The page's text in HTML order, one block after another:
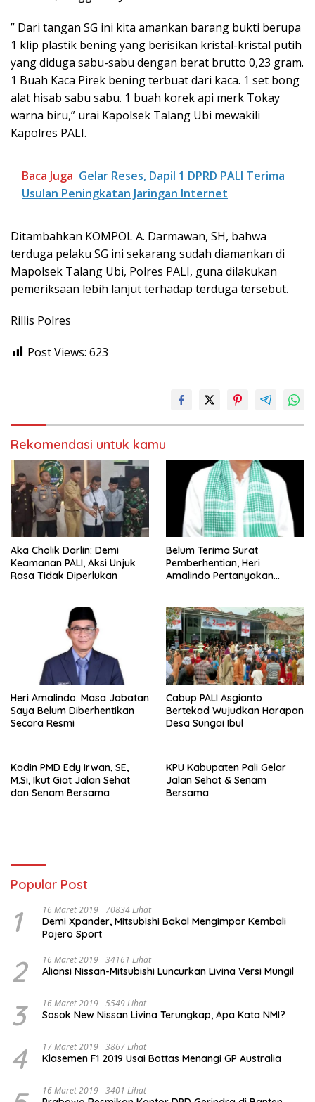
” Dari tangan SG ini kita amankan barang bukti berupa
1 klip plastik bening yang berisikan kristal-kristal putih
yang diduga sabu-sabu dengan berat brutto 0,23 gram.
1 Buah Kaca Pirek bening terbuat dari kaca. 1 set bong
alat hisab sabu sabu. 1 buah korek api merk Tokay
warna biru,” urai Kapolsek Talang Ubi mewakili
Kapolres PALI.
Baca Juga Gelar Reses, Dapil 1 DPRD PALI Terima
Usulan Peningkatan Jaringan Internet
Ditambahkan KOMPOL A. Darmawan, SH, bahwa
terduga pelaku SG ini sekarang sudah diamankan di
Mapolsek Talang Ubi, Polres PALI, guna dilakukan
pemeriksaan lebih lanjut terhadap terduga tersebut.
Rillis Polres
Post Views: 623
Rekomendasi untuk kamu
Aka Cholik Darlin: Demi
Keamanan PALI, Aksi Unjuk
Rasa Tidak Diperlukan
Belum Terima Surat
Pemberhentian, Heri
Amalindo Pertanyakan
Heri Amalindo: Masa Jabatan
Saya Belum Diberhentikan
Secara Resmi
Cabup PALI Asgianto
Bertekad Wujudkan Harapan
Desa Sungai Ibul
Kadin PMD Edy Irwan, SE,
M.Si, Ikut Giat Jalan Sehat
dan Senam Bersama
KPU Kabupaten Pali Gelar
Jalan Sehat & Senam
Bersama
Popular Post
1 16 Maret 2019 70834 Lihat
Demi Xpander, Mitsubishi Bakal Mengimpor Kembali
Pajero Sport
2 16 Maret 2019 34161 Lihat
Aliansi Nissan-Mitsubishi Luncurkan Livina Versi Mungil
3 16 Maret 2019 5549 Lihat
Sosok New Nissan Livina Terungkap, Apa Kata NMI?
4 17 Maret 2019 3867 Lihat
Klasemen F1 2019 Usai Bottas Menangi GP Australia
16 Maret 2019 3401 Lihat